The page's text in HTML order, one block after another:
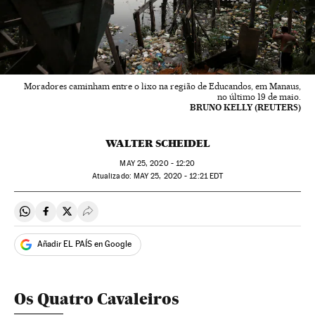
Moradores caminham entre o lixo na região de Educandos, em Manaus,
no último 19 de maio.
BRUNO KELLY (REUTERS)
WALTER SCHEIDEL
MAY25, 2020 - 12:20
atualizado: MAY25, 2020 - 12:21EDT
Compartir en Whatsapp
Compartir en Facebook
Compartir en Twitter
Desplegar Redes Sociales
Añadir EL PAÍS en Google
Os Quatro Cavaleiros